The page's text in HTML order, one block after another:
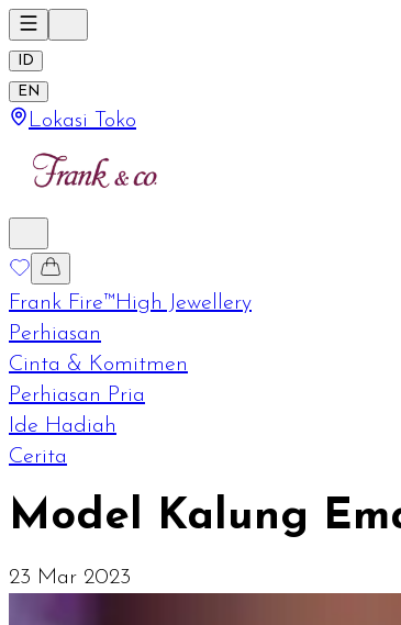
ID
EN
Lokasi Toko
Frank Fire™High Jewellery
Perhiasan
Cinta & Komitmen
Perhiasan Pria
Ide Hadiah
Cerita
Model Kalung
23 Mar 2023